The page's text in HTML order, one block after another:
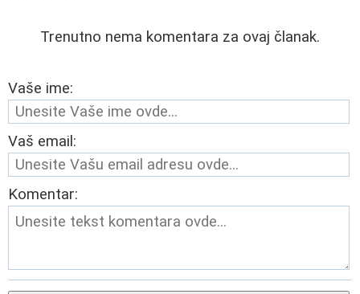
Trenutno nema komentara za ovaj članak.
Vaše ime:
Vaš email:
Komentar: